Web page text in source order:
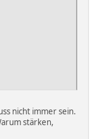
nicht immer sein.
stärken,